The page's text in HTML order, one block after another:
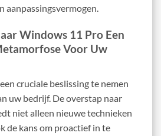
aanpassingsvermogen.
Windows 11 Pro Een
Voor Uw
cruciale beslissing te nemen
uw bedrijf. De overstap naar
niet alleen nieuwe technieken
de kans om proactief in te